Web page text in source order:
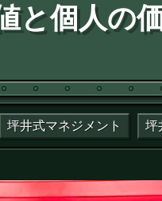
と個人の
坪井式マネジメント 坪